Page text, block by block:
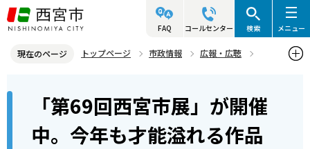
こ
の
ジ
FAQ コールセンター 検索 メニュー
現在のページ トップページ 市政情報
広報・広聴
「第69回西宮市展」が開催中。今年も才能溢れる作品が集う
「第69回西宮市展」が開催
中。今年も才能溢れる作品